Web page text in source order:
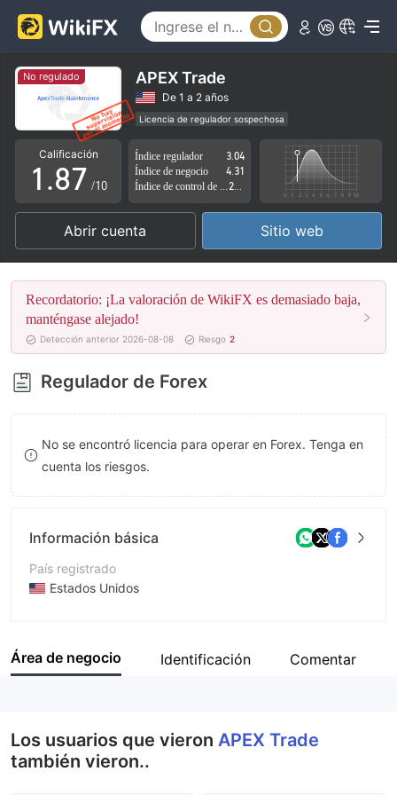
No regulado APEX Trade
De 1 a 2 años
Licencia de regulador sospechosa
Zona de negocio sospechoso
Riesgo potencial alto
Calificación
0
1
2
3
4
5
6
7
8
9
.
4
5
6
7
8
9
3
4
5
6
7
8
9
/10
Índice regulador
3.04
Índice de negocio
4.31
Abrir cuenta Sitio web
Recordatorio: ¡La valoración de WikiFX es demasiado baja,
manténgase alejado!
Detección anterior 2026-08-08 Riesgo 2
Regulador de Forex
No se encontró licencia para operar en Forex. Tenga en
cuenta los riesgos.
Información básica
País registrado
Estados Unidos
Empresa
Área de negocio Identificación Comentar
Los usuarios que vieron APEX Trade
también vieron..